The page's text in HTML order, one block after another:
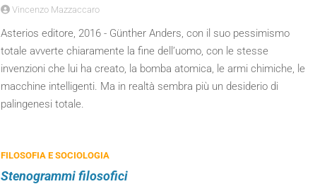
Vincenzo Mazzaccaro
Asterios editore, 2016 - Günther Anders, con il suo pessimismo
totale avverte chiaramente la fine dell’uomo, con le stesse
invenzioni che lui ha creato, la bomba atomica, le armi chimiche, le
macchine intelligenti. Ma in realtà sembra più un desiderio di
palingenesi totale.
FILOSOFIA E SOCIOLOGIA
Stenogrammi filosofici